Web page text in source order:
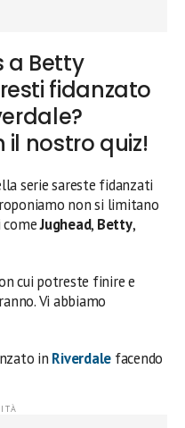
a Betty
fidanzato
il nostro quiz!
serie sareste fidanzati
non si limitano
comeJughead, Betty,
cui potreste finire e
Vi abbiamo
in Riverdale facendo